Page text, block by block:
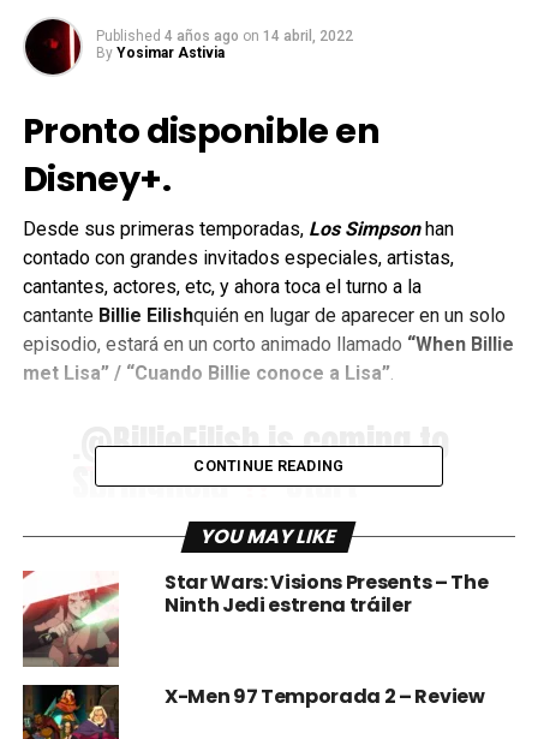
Published 4 años ago on 14 abril, 2022
By Yosimar Astivia
Pronto disponible en
Disney+.
Desde sus primeras temporadas, Los Simpsonhan
contado con grandes invitados especiales, artistas,
cantantes, actores, etc, y ahora toca el turno a la
cantante Billie Eilishquién en lugar de aparecer en un solo
episodio, estará en un corto animado llamado “When Billie
met Lisa” / “Cuando Billie conoce a Lisa”.
@BillieEilishis coming to
Springfield Start
streaming the short,
@TheSimpsons: When
Billie Met Lisa April 22 only
on#DisneyPlus
pic.twitter.com/yO3RA6XS
7z
CONTINUE READING
YOU MAY LIKE
Star Wars: Visions Presents – The
Ninth Jedi estrena tráiler
X-Men 97 Temporada 2 – Review